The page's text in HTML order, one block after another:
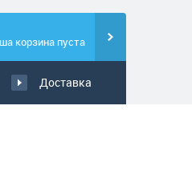
Доставка
корзина пуста